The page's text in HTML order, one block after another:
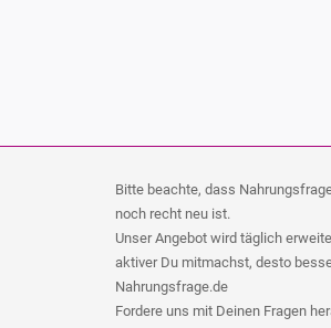
Bitte beachte, dass
noch recht neu ist.
Unser Angebot wird täglich
aktiver Du mitmachst, desto
Nahrungsfrage.de
Fordere uns mit Deinen Fragen